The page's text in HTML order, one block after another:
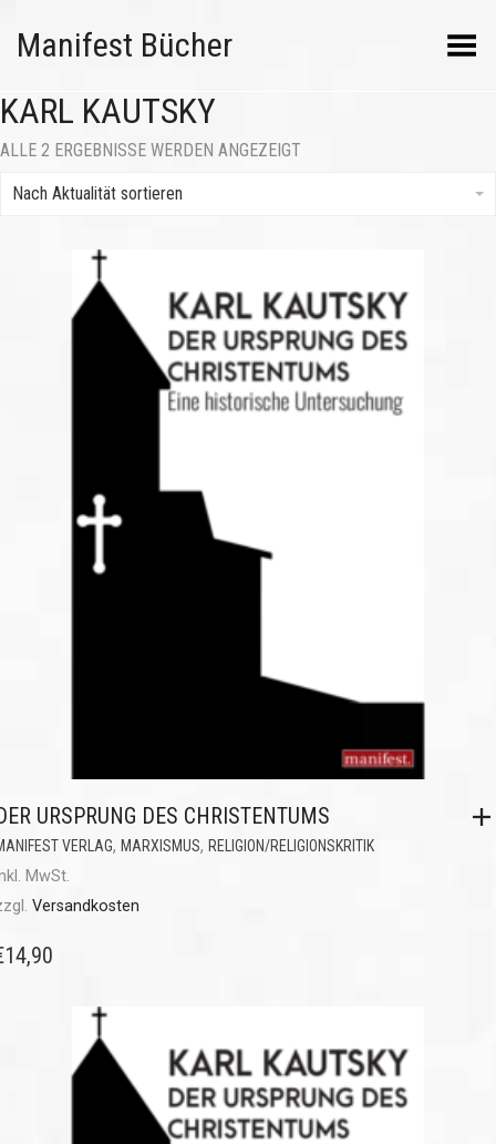
Manifest Bücher Menü umschalten
KARL KAUTSKY
ALLE 2 ERGEBNISSE WERDEN ANGEZEIGT
Nach Aktualität sortieren
URSPRUNG DES CHRISTENTUMS
VERLAG, MARXISMUS, RELIGION/RELIGIONSKRITIK
MwSt.
Versandkosten
14,90